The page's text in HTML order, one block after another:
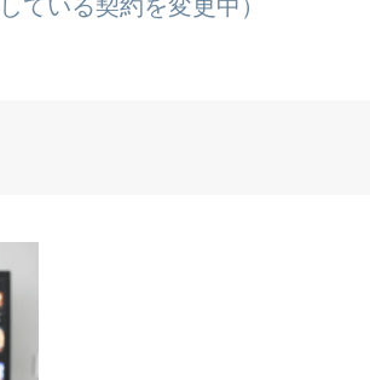
ている契約を変更中）